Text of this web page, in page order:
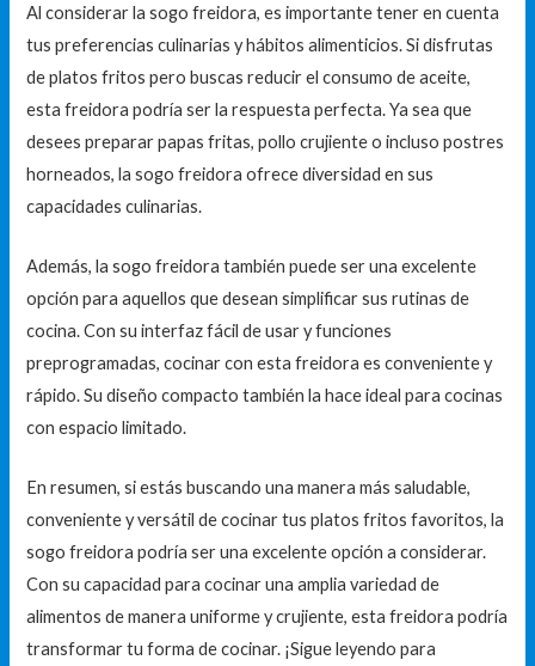
Al considerar la sogo freidora, es importante tener en cuenta
tus preferencias culinarias y hábitos alimenticios. Si disfrutas
de platos fritos pero buscas reducir el consumo de aceite,
esta freidora podría ser la respuesta perfecta. Ya sea que
desees preparar papas fritas, pollo crujiente o incluso postres
horneados, la sogo freidora ofrece diversidad en sus
capacidades culinarias.
Además, la sogo freidora también puede ser una excelente
opción para aquellos que desean simplificar sus rutinas de
cocina. Con su interfaz fácil de usar y funciones
preprogramadas, cocinar con esta freidora es conveniente y
rápido. Su diseño compacto también la hace ideal para cocinas
con espacio limitado.
En resumen, si estás buscando una manera más saludable,
conveniente y versátil de cocinar tus platos fritos favoritos, la
sogo freidora podría ser una excelente opción a considerar.
Con su capacidad para cocinar una amplia variedad de
alimentos de manera uniforme y crujiente, esta freidora podría
transformar tu forma de cocinar. ¡Sigue leyendo para